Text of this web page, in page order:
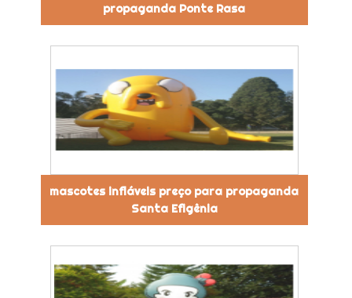
propaganda Ponte Rasa
mascotes infláveis preço para propaganda
Santa Efigênia